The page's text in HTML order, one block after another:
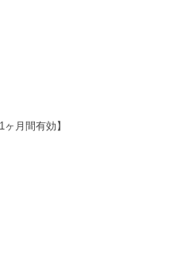
ヶ月間有効】